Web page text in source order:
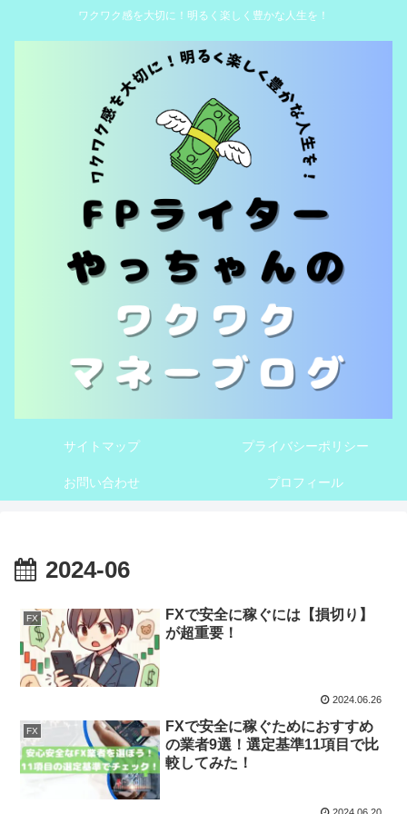
ワクワク感を大切に！明るく楽しく豊かな人生を！
サイトマップ プライバシーポリシー
お問い合わせ プロフィール
2024-06
FX
FXで安全に稼ぐには【損切り】
が超重要！
2024.06.26
FX
FXで安全に稼ぐためにおすすめ
の業者9選！選定基準11項目で比
較してみた！
2024.06.20